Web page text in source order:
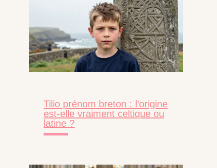
Tilio prénom breton : l’origine
est-elle vraiment celtique ou
latine ?